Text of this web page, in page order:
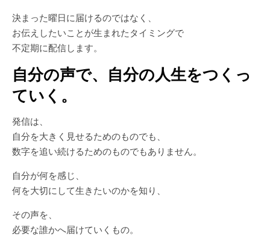
決まった曜日に届けるのではなく、
お伝えしたいことが生まれたタイミングで
不定期に配信します。
自分の声で、自分の人生をつくっ
ていく。
発信は、
自分を大きく見せるためのものでも、
数字を追い続けるためのものでもありません。
自分が何を感じ、
何を大切にして生きたいのかを知り、
その声を、
必要な誰かへ届けていくもの。